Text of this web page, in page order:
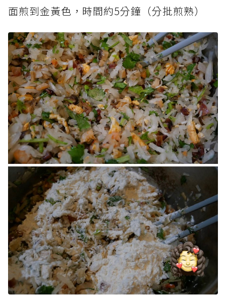
面煎到金黃色，時間約5分鐘（分批煎熟）